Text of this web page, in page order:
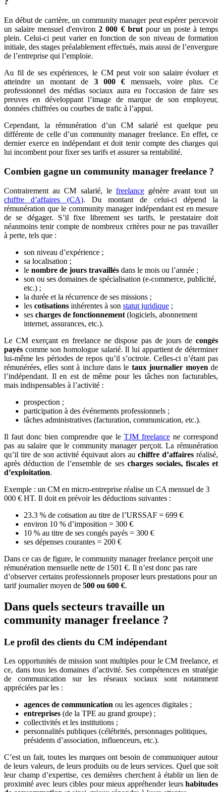
En début de carrière, un community manager peut espérer percevoir
un salaire mensuel d'environ2 000 € brutpour un poste à temps
plein. Celui-ci peut varier en fonction de son niveau de formation
initiale, des stages préalablement effectués, mais aussi de l’envergure
de l’entreprise qui l’emploie.
Au fil de ses expériences, le CM peut voir son salaire évoluer et
atteindre un montant de 3 000 € mensuels, voire plus. Ce
professionnel des médias sociaux aura eu l'occasion de faire ses
preuves en développant l’image de marque de son employeur,
données chiffrées ou courbes de trafic à l’appui.
Cependant, la rémunération d’un CM salarié est quelque peu
différente de celle d’un community manager freelance. En effet, ce
dernier exerce en indépendant et doit tenir compte des charges qui
lui incombent pour fixer ses tarifs et assurer sa rentabilité.
Combien gagne un community manager freelance ?
Contrairement au CM salarié, lefreelance génère avant tout un
chiffre d’affaires (CA). Du montant de celui-ci dépend la
rémunération que le community manager indépendant est en mesure
de se dégager. S’il fixe librement ses tarifs, le prestataire doit
néanmoins tenir compte de nombreux critères pour ne pas travailler
à perte, tels que :
son niveau d’expérience ;
sa localisation ;
le nombre de jours travaillés dans le mois ou l’année ;
son ou ses domaines de spécialisation (e-commerce, publicité,
etc.) ;
la durée et la récurrence de ses missions ;
les cotisations inhérentes à son statut juridique ;
ses charges de fonctionnement (logiciels, abonnement
internet, assurances, etc.).
Le CM exerçant en freelance ne dispose pas de jours de congés
payés comme son homologue salarié. Il lui appartient de déterminer
lui-même les périodes de repos qu’il s’octroie. Celles-ci n’étant pas
rémunérées, elles sont à inclure dans le taux journalier moyen de
l’indépendant. Il en est de même pour les tâches non facturables,
mais indispensables à l’activité :
prospection ;
participation à des événements professionnels ;
tâches administratives (facturation, communication, etc.).
Il faut donc bien comprendre que le TJM freelance ne correspond
pas au salaire que le community manager perçoit. La rémunération
qu’il tire de son activité équivaut alors au chiffre d’affaires réalisé,
après déduction de l’ensemble de ses charges sociales, fiscales et
d’exploitation.
Exemple : un CM en micro-entreprise réalise un CA mensuel de 3
000 € HT. Il doit en prévoir les déductions suivantes :
23.3 % de cotisation au titre de l’URSSAF = 699 €
environ 10 % d’imposition = 300 €
10 % au titre de ses congés payés = 300 €
ses dépenses courantes = 200 €
Dans ce cas de figure, le community manager freelance perçoit une
rémunération mensuelle nette de 1501 €. Il n’est donc pas rare
d’observer certains professionnels proposer leurs prestations pour un
tarif journalier moyen de 500 ou 600 €.
Dans quels secteurs travaille un
community manager freelance ?
Le profil des clients du CM indépendant
Les opportunités de mission sont multiples pour le CM freelance, et
ce, dans tous les domaines d’activité. Ses compétences en stratégie
de communication sur les réseaux sociaux sont notamment
appréciées par les :
agences de communication ou les agences digitales ;
entreprises (de la TPE au grand groupe) ;
collectivités et les institutions ;
personnalités publiques (célébrités, personnages politiques,
présidents d’association, influenceurs, etc.).
C’est un fait, toutes les marques ont besoin de communiquer autour
de leurs valeurs, de leurs produits ou de leurs services. Quel que soit
leur champ d’expertise, ces dernières cherchent à établir un lien de
proximité avec leurs cibles pour mieux appréhender leurs habitudes